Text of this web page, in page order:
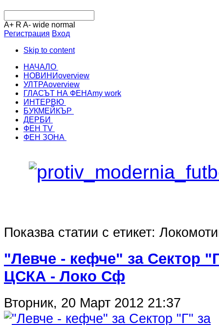
A+ R A- wide normal
Регистрация Вход
Skip to content
НАЧАЛО
НОВИНИoverview
УЛТРАoverview
ГЛАСЪТ НА ФЕНАmy work
ИНТЕРВЮ
БУКМЕЙКЪР
ДЕРБИ
ФЕН TV
ФЕН ЗОНА
Показва статии с етикет:
"Левче - кефче" за Сектор
ЦСКА - Локо Сф
Вторник, 20 Март 2012 21:37